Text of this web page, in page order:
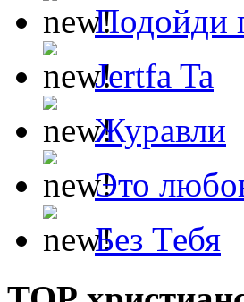
Подойди
Jertfa Ta
Журавли
Это
Без Тебя